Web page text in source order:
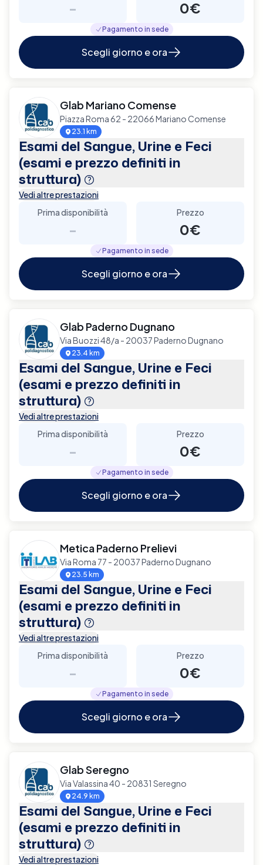
- 0€
Pagamento in sede
Scegli giorno e ora
Glab Mariano Comense
Piazza Roma 62 - 22066 Mariano Comense
23.1 km
Esami del Sangue, Urine e Feci
(esami e prezzo definiti in
struttura)
Vedi altre prestazioni
Prima disponibilità
-
Prezzo
0€
Pagamento in sede
Scegli giorno e ora
Glab Paderno Dugnano
Via Buozzi 48/a - 20037 Paderno Dugnano
23.4 km
Esami del Sangue, Urine e Feci
(esami e prezzo definiti in
struttura)
Vedi altre prestazioni
Prima disponibilità
-
Prezzo
0€
Pagamento in sede
Scegli giorno e ora
Metica Paderno Prelievi
Via Roma 77 - 20037 Paderno Dugnano
23.5 km
Esami del Sangue, Urine e Feci
(esami e prezzo definiti in
struttura)
Vedi altre prestazioni
Prima disponibilità
-
Prezzo
0€
Pagamento in sede
Scegli giorno e ora
Glab Seregno
Via Valassina 40 - 20831 Seregno
24.9 km
Esami del Sangue, Urine e Feci
(esami e prezzo definiti in
struttura)
Vedi altre prestazioni